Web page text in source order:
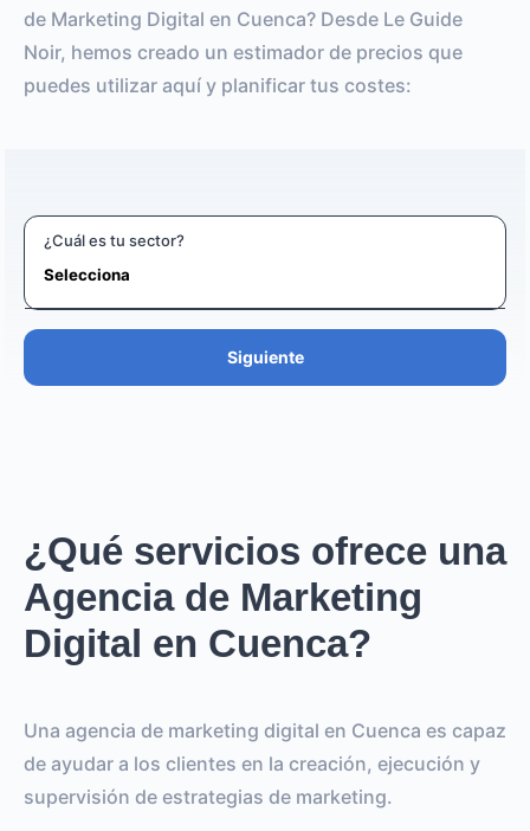
de Marketing Digital en Cuenca? Desde Le Guide
Noir, hemos creado un estimador de precios que
puedes utilizar aquí y planificar tus costes:
¿Cuál es tu sector?
Siguiente
¿Qué servicios ofrece una
Agencia de Marketing
Digital en Cuenca?
Una agencia de marketing digital en Cuenca es capaz
de ayudar a los clientes en la creación, ejecución y
supervisión de estrategias de marketing.